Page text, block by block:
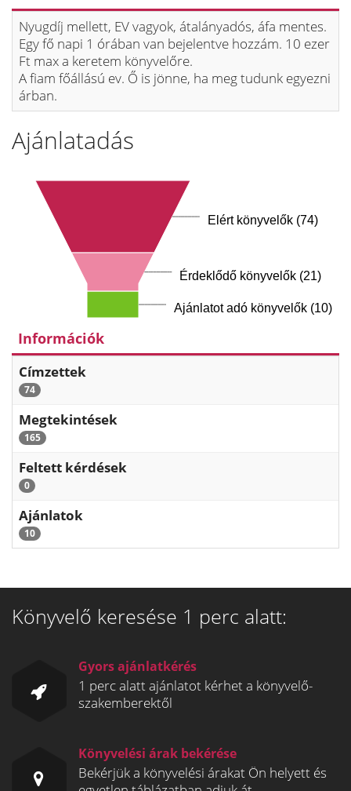
Nyugdíj mellett, EV vagyok, átalányadós, áfa mentes.
Egy fő napi 1 órában van bejelentve hozzám. 10 ezer
Ft max a keretem könyvelőre.
A fiam főállású ev. Ő is jönne, ha meg tudunk egyezni
árban.
Ajánlatadás
Elért könyvelők (74)
Érdeklődő könyvelők (21)
Ajánlatot adó könyvelők (10)
Információk
Címzettek
74
Megtekintések
165
Feltett kérdések
0
Ajánlatok
10
Könyvelő keresése 1 perc alatt:
Gyors ajánlatkérés
1 perc alatt ajánlatot kérhet a könyvelő-
szakemberektől
Könyvelési árak bekérése
Bekérjük a könyvelési árakat Ön helyett és